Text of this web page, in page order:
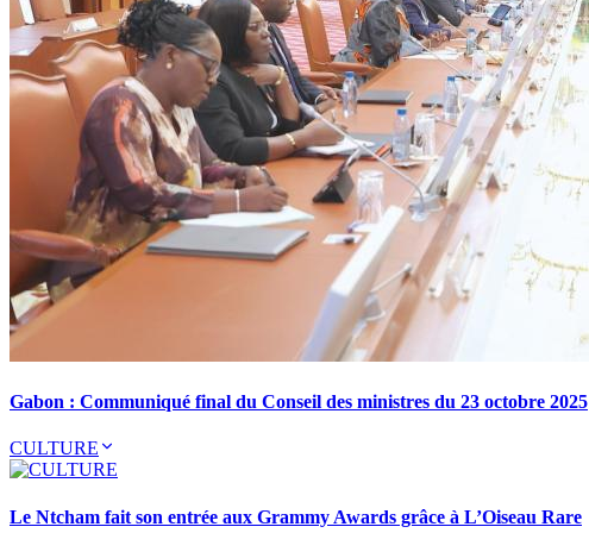
Gabon : Communiqué final du Conseil des ministres du 23 octobre 2025
CULTURE
Le Ntcham fait son entrée aux Grammy Awards grâce à L’Oiseau Rare